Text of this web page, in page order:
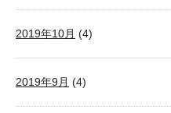
2019年10月 (4)
2019年9月 (4)